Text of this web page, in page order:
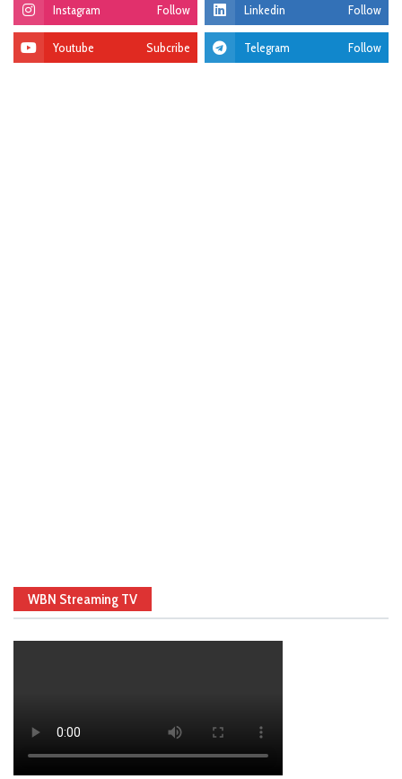
Instagram Follow Linkedin Follow
Youtube Subcribe Telegram Follow
WBN Streaming TV